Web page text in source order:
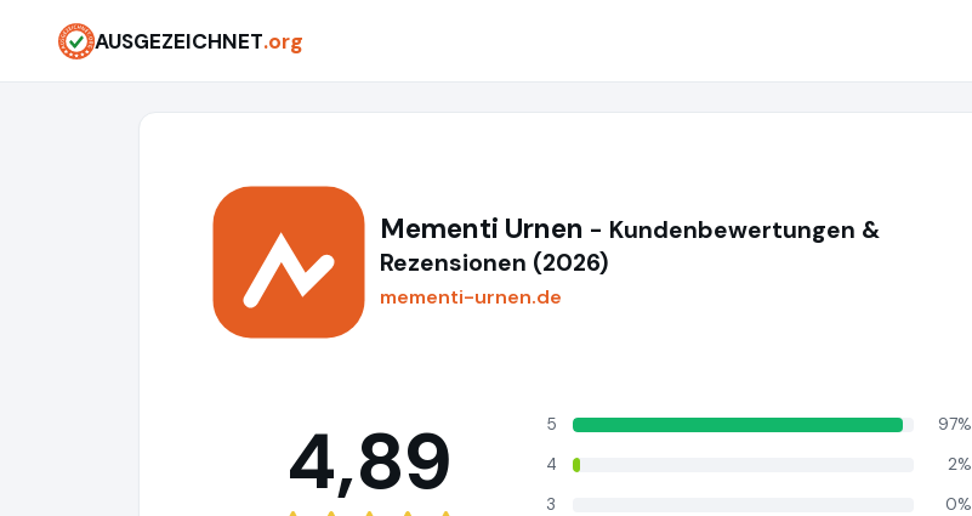
AUSGEZEICHNET.org
Mementi Urnen - Kundenbewertungen &
Rezensionen (2026)
mementi-urnen.de
4,89 5
97%
4
2%
3
0%